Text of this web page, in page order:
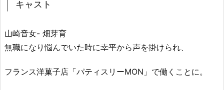
キャスト
山崎音女- 畑芽育
無職になり悩んでいた時に幸平から声を掛けられ、
フランス洋菓子店「パティスリーMON」で働くことに。